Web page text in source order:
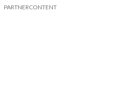
PARTNERCONTENT